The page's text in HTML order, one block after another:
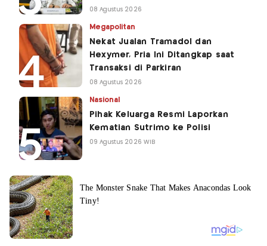
08 Agustus 2026
Megapolitan
Nekat Jualan Tramadol dan
Hexymer, Pria Ini Ditangkap saat
Transaksi di Parkiran
08 Agustus 2026
Nasional
Pihak Keluarga Resmi Laporkan
Kematian Sutrimo ke Polisi
09 Agustus 2026 WIB